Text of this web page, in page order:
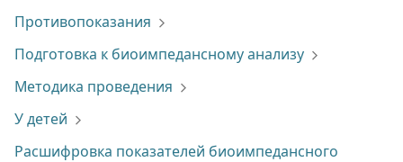
Противопоказания
Подготовка к биоимпедансному анализу
Методика проведения
У детей
Расшифровка показателей биоимпедансного